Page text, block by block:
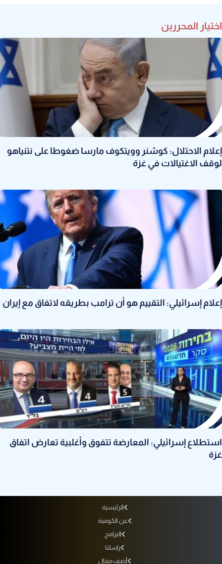
اختيار المحررين
إعلام الاحتلال: كوشنر وويتكوف مارسا ضغوطا على نتنياهو
لوقف الاغتيالات في غزة
إعلام إسرائيلي: التقييم هو أن ترامب بطريقه لاتفاق مع إيران
استطلاع إسرائيلي: المعارضة تتفوق وأغلبية تعارض اتفاق
غزة
الرئيسية
عن الكوفية
البرامج
راسلنا
أضف مقال